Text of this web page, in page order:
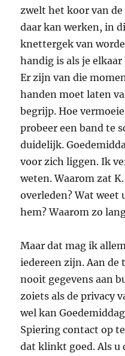
zwelt het koor van de
daar kan werken, in
knettergek van
handig is als je
Er zijn van die
handen moet laten
begrijp. Hoe
probeer een band te
duidelijk.
voor zich liggen. Ik
weten. Waarom zat
overleden? Wat weet
hem? Waarom zo
Maar dat mag ik
iedereen zijn. Aan
nooit gegevens aan
zoiets als de privacy
wel kan
Spiering contact op
dat klinkt goed. Als